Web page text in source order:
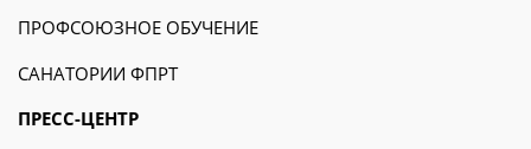
ПРОФСОЮЗНОЕ ОБУЧЕНИЕ
САНАТОРИИ ФПРТ
ПРЕСС-ЦЕНТР